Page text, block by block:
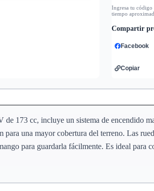
Ingresa tu código
tiempo
Compartir
Facebook
Copiar
173 cc, incluye un sistema de encendido
una mayor cobertura del terreno. Las
para guardarla fácilmente. Es ideal para